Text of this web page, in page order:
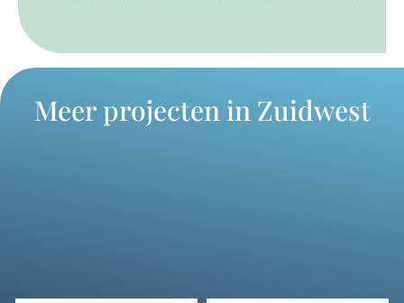
Meer projecten in Zuidwest